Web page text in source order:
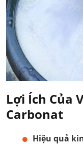
Lợi Ích Của
Carbonat
Hiệu quả